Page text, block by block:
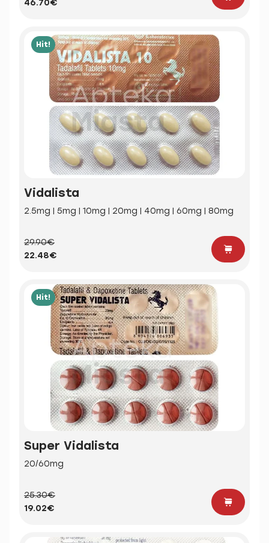
46.70€
Hit!
Vidalista
2.5mg | 5mg | 10mg | 20mg | 40mg | 60mg | 80mg
29.90€
22.48€
Hit!
Super Vidalista
20/60mg
25.30€
19.02€